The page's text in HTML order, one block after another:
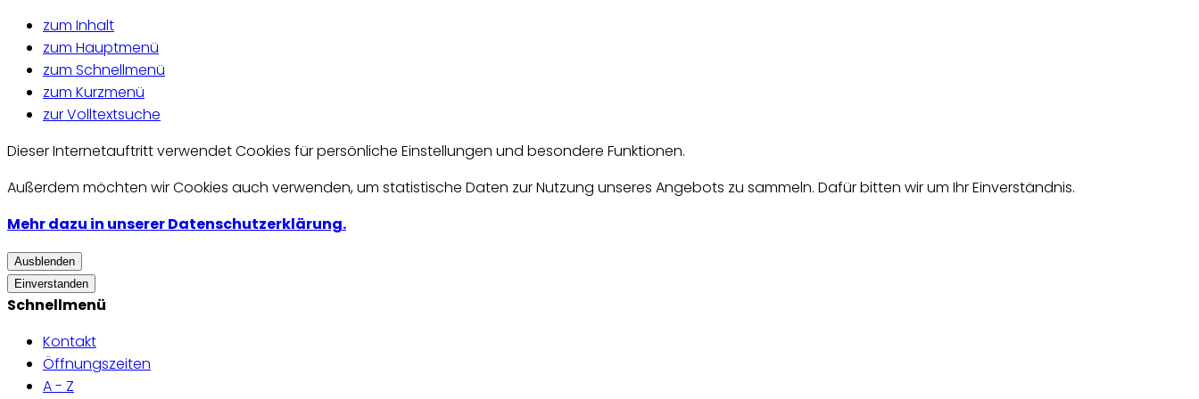
zum Inhalt
zum Hauptmenü
zum Schnellmenü
zum Kurzmenü
zur Volltextsuche
Dieser Internetauftritt verwendet Cookies für persönliche Einstellungen und besondere Funktionen.
Außerdem möchten wir Cookies auch verwenden, um statistische Daten zur Nutzung unseres Angebots zu sammeln. Dafür bitten wir um Ihr Einverständnis.
Mehr dazu in unserer Datenschutzerklärung.
Ausblenden
Einverstanden
Schnellmenü
Kontakt
Öffnungszeiten
A - Z